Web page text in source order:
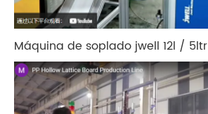
Máquina de soplado jwell 12l / 5ltr